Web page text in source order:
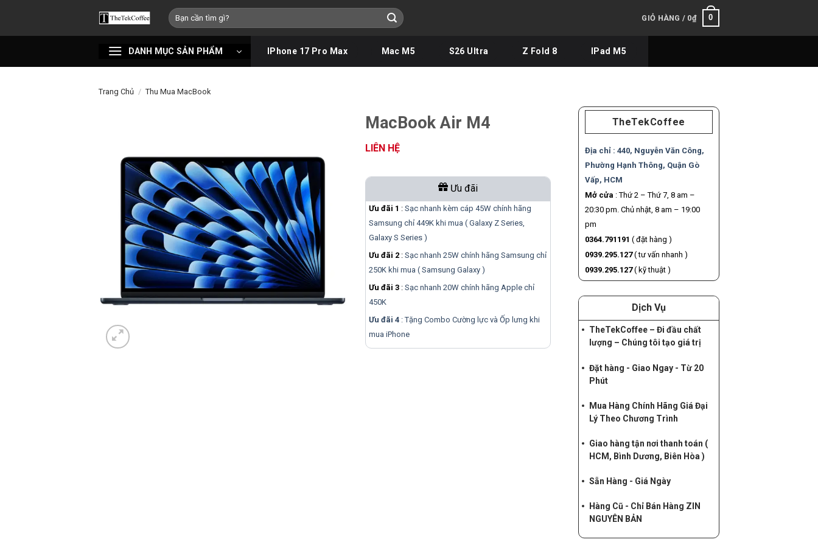
nội
Tìm
kiếm:
GIỎ HÀNG / 0₫ 0
DANH MỤC SẢN PHẨM IPhone 17 Pro Max Mac M5 S26 Ultra Z Fold 8 IPad M5
Trang Chủ / Thu Mua MacBook
MacBook Air M4
LIÊN HỆ
Ưu đãi
Ưu đãi 1 : Sạc nhanh kèm cáp 45W chính hãng
Samsung chỉ 449K khi mua ( Galaxy Z Series,
Galaxy S Series )
Ưu đãi 2: Sạc nhanh 25W chính hãng Samsung chỉ
250K khi mua ( Samsung Galaxy )
Ưu đãi 3: Sạc nhanh 20W chính hãng Apple chỉ
450K
Ưu đãi 4: Tặng Combo Cường lực và Ốp lưng khi
mua iPhone
TheTekCoffee
Địa chỉ : 440, Nguyễn Văn Công,
Phường Hạnh Thông, Quận Gò
Vấp, HCM
Mở cửa : Thứ 2 – Thứ 7, 8 am –
20:30 pm. Chủ nhật, 8 am – 19:00
pm
0364.791191 ( đặt hàng )
0939.295.127( tư vấn nhanh )
0939.295.127( kỹ thuật )
Dịch Vụ
TheTekCoffee – Đi đầu chất
lượng – Chúng tôi tạo giá trị
Đặt hàng - Giao Ngay - Từ 20
Phút
Mua Hàng Chính Hãng Giá Đại
Lý Theo Chương Trình
Giao hàng tận nơi thanh toán (
HCM, Bình Dương, Biên Hòa )
Sẵn Hàng - Giá Ngày
Hàng Cũ - Chỉ Bán Hàng ZIN
NGUYÊN BẢN